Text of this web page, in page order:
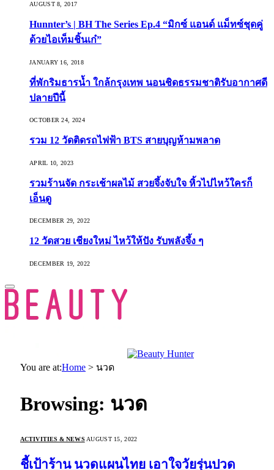
AUGUST 8, 2017
Hunnter’s | BH The Series Ep.4 “มิกซ์ แอนด์ แม็ทซ์ชุดคู่
ด้วยไอเท็มชิ้นเก๋”
JANUARY 16, 2018
ที่พักริมธารน้ำ ใกล้กรุงเทพ นอนชิดธรรมชาติรับอากาศดี
ปลายปีนี้
OCTOBER 24, 2024
รวม 12 วัดติดรถไฟฟ้า BTS สายบุญห้ามพลาด
APRIL 10, 2023
รวมร้านจัด กระเช้าผลไม้ สวยจึ้งจับใจ หิ้วไปไหว้ใครก็
เอ็นดู
DECEMBER 29, 2022
12 วัดสวย เชียงใหม่ ไหว้ให้ปัง รับพลังจึ้ง ๆ
DECEMBER 19, 2022
You are at:Home > นวด
Browsing: นวด
ACTIVITIES & NEWS AUGUST 15, 2022
ชี้เป้าร้าน นวดแผนไทย เอาใจวัยรุ่นปวด